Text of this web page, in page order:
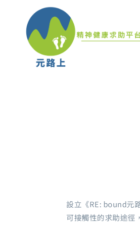
設立《RE: bound元
可接觸性的求助途徑